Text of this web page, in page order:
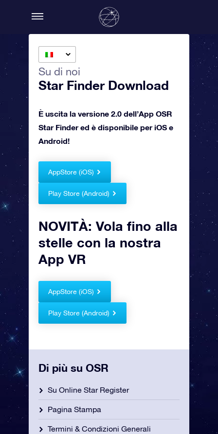
Su di noi
Star Finder Download
È uscita la versione 2.0 dell’App OSR
Star Finder ed è disponibile per iOS e
Android!
AppStore (iOS)
Play Store (Android)
NOVITÀ: Vola fino alla
stelle con la nostra
App VR
AppStore (iOS)
Play Store (Android)
Di più su OSR
Su Online Star Register
Pagina Stampa
Termini & Condizioni Generali